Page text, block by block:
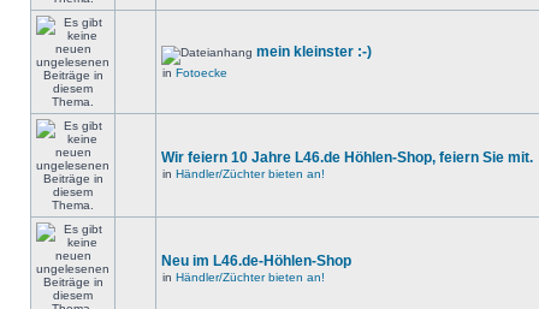
mein kleinster :-)
in Fotoecke
Wir feiern 10 Jahre L46.de Höhlen-Shop, feiern Sie mit.
in Händler/Züchter bieten an!
Neu im L46.de-Höhlen-Shop
in Händler/Züchter bieten an!